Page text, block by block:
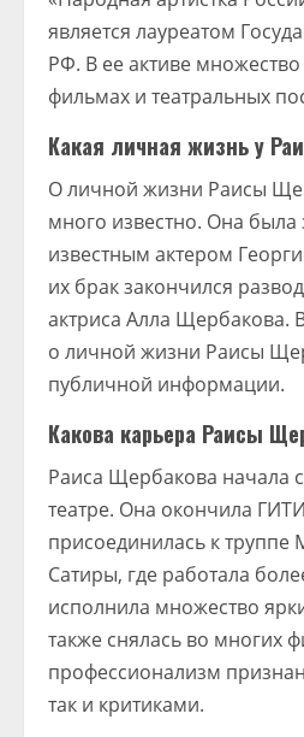
является лауреатом
РФ. В ее активе
фильмах и театральных
Какая личная жизнь у
О личной жизни Раисы
много известно. Она была
известным актером
их брак закончился
актриса Алла Щербакова.
о личной жизни Раисы
публичной информации.
Какова карьера Раисы
Раиса Щербакова начала
театре. Она окончила
присоединилась к труппе
Сатиры, где работала
исполнила множество
также снялась во многих
профессионализм
так и критиками.